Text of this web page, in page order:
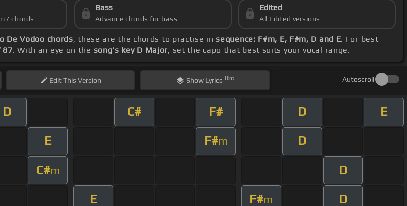
chords
Bass
Advance chords for bass
Edited
All Edited versions
De Vodoo chords, these are the chords to practise insequence: F#m, E, F#m, D and E. For best
87. With an eye on the song's key D Major, set the capo that best suits your vocal range.
EditThis Version Show Lyrics Hint Autoscroll
D C# F# D E
E F#m D
C#m D
E F#m D